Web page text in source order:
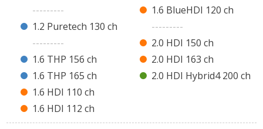
---------
1.2 Puretech 130 ch
---------
1.6 THP 156 ch
1.6 THP 165 ch
1.6 HDI 110 ch
1.6 HDI 112 ch
1.6 BlueHDI 120 ch
---------
2.0 HDI 150 ch
2.0 HDI 163 ch
2.0 HDI Hybrid4 200 ch